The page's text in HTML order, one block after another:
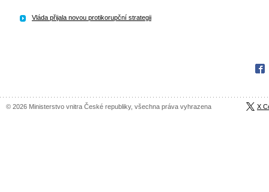
Vláda přijala novou protikorupční strategii
© 2026 Ministerstvo vnitra České republiky, všechna práva vyhrazena X